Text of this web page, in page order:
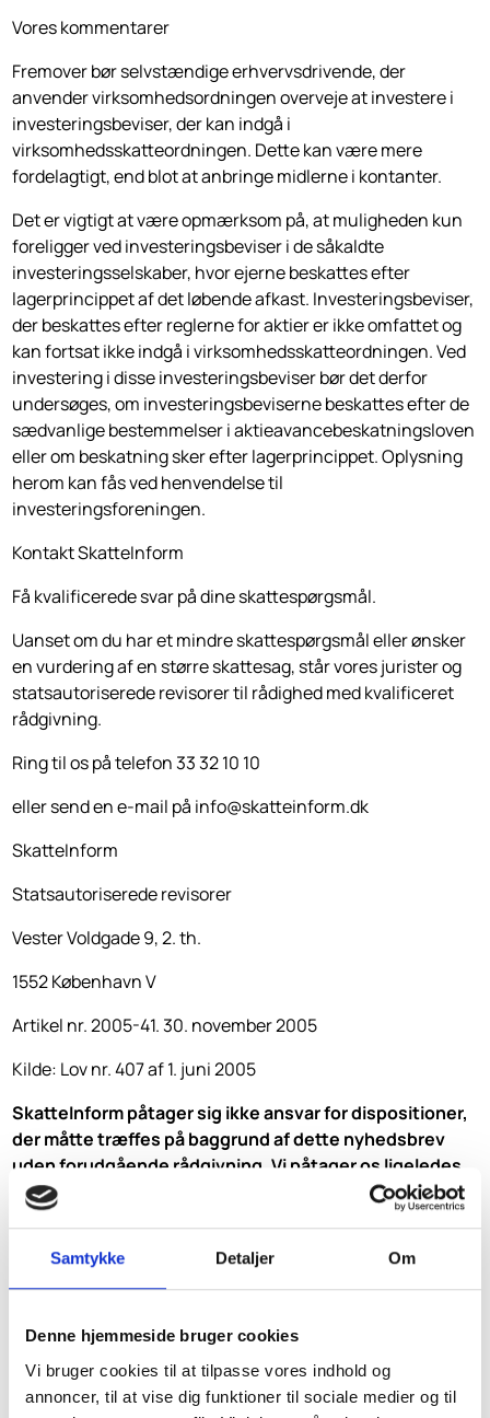
Samtykke Detaljer Om
Denne hjemmeside bruger cookies
Vi bruger cookies til at tilpasse vores indhold og
annoncer, til at vise dig funktioner til sociale medier og til
Vores kommentarer
Fremover bør selvstændige erhvervsdrivende, der
anvender virksomhedsordningen overveje at investere i
investeringsbeviser, der kan indgå i
virksomhedsskatteordningen. Dette kan være mere
fordelagtigt, end blot at anbringe midlerne i kontanter.
Det er vigtigt at være opmærksom på, at muligheden kun
foreligger ved investeringsbeviser i de såkaldte
investeringsselskaber, hvor ejerne beskattes efter
lagerprincippet af det løbende afkast. Investeringsbeviser,
der beskattes efter reglerne for aktier er ikke omfattet og
kan fortsat ikke indgå i virksomhedsskatteordningen. Ved
investering i disse investeringsbeviser bør det derfor
undersøges, om investeringsbeviserne beskattes efter de
sædvanlige bestemmelser i aktieavancebeskatningsloven
eller om beskatning sker efter lagerprincippet. Oplysning
herom kan fås ved henvendelse til
investeringsforeningen.
Kontakt SkatteInform
Få kvalificerede svar på dine skattespørgsmål.
Uanset om du har et mindre skattespørgsmål eller ønsker
en vurdering af en større skattesag, står vores jurister og
statsautoriserede revisorer til rådighed med kvalificeret
rådgivning.
Ring til os på telefon 33 32 10 10
eller send en e-mail på info@skatteinform.dk
SkatteInform
Statsautoriserede revisorer
Vester Voldgade 9, 2. th.
1552 København V
Artikel nr. 2005-41. 30. november 2005
Kilde: Lov nr. 407 af 1. juni 2005
SkatteInform påtager sig ikke ansvar for dispositioner,
der måtte træffes på baggrund af dette nyhedsbrev
uden forudgående rådgivning. Vi påtager os ligeledes
ikke ansvar for fejl og mangler.